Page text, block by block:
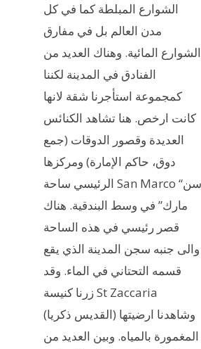
الشوارع المبلطة كما في كل
مدن العالم بل في مفارق
الشوارع المائية. وهناك العديد من
الفنادق في المدينة لكننا
كمجموعة استأجرنا شقة لانها
كانت ارخص. هنا تشاهد الكنائس
العديدة وقصور الدوقات (جمع
دوق، حاكم الإمارة) ومركزها
الرئيسي ساحة San Marco “سن
مارك” في وسط البندقية. هناك
قصر رئيسي في هذه الساحة
والى جنبه سجن المدينة الذي يقع
قسمه التحتاني في الماء. وقد
زرنا كنيسة St Zaccaria
(القديس ذكريا) وشاهدنا ارضيتها
المغمورة بالمياه. وبين العديد من